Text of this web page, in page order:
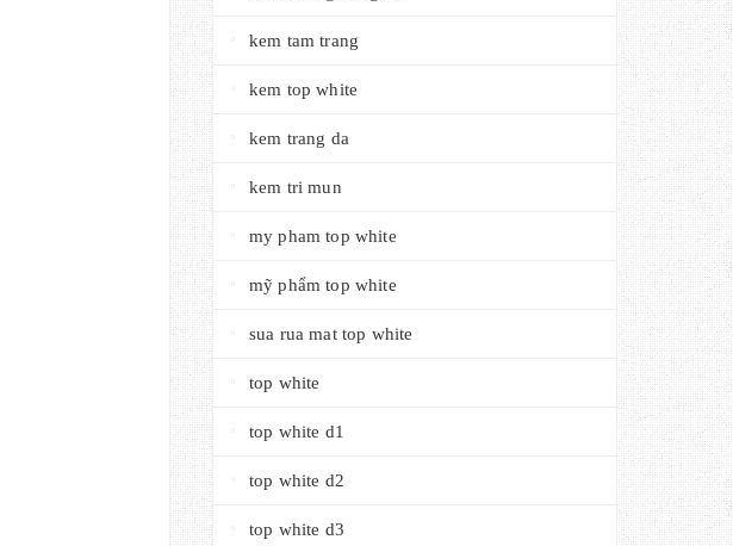
kem tam trang
kem top white
kem trang da
kem tri mun
my pham top white
mỹ phẩm top white
sua rua mat top white
top white
top white d1
top white d2
top white d3